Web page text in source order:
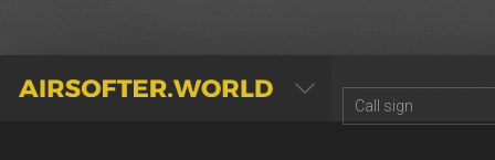
AIRSOFTER.WORLD